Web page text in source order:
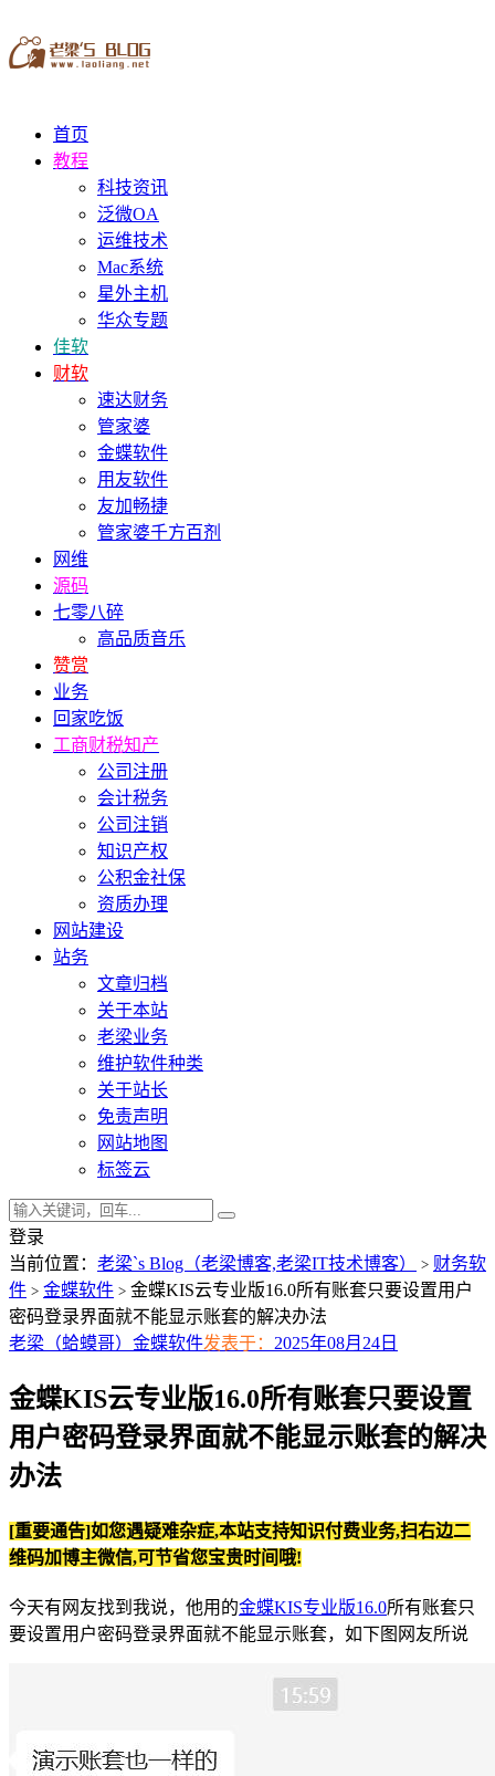
首页
教程
科技资讯
泛微OA
运维技术
Mac系统
星外主机
华众专题
佳软
财软
速达财务
管家婆
金蝶软件
用友软件
友加畅捷
管家婆千方百剂
网维
源码
七零八碎
高品质音乐
赞赏
业务
回家吃饭
工商财税知产
公司注册
会计税务
公司注销
知识产权
公积金社保
资质办理
网站建设
站务
文章归档
关于本站
老梁业务
维护软件种类
关于站长
免责声明
网站地图
标签云
登录
当前位置： 老梁`s Blog（老梁博客,老梁IT技术博客） > 财务软
件 > 金蝶软件 > 金蝶KIS云专业版16.0所有账套只要设置用户
密码登录界面就不能显示账套的解决办法
老梁（蛤蟆哥） 金蝶软件发表于： 2025年08月24日
金蝶KIS云专业版16.0所有账套只要设置
用户密码登录界面就不能显示账套的解决
办法
[重要通告]如您遇疑难杂症,本站支持知识付费业务,扫右边二
维码加博主微信,可节省您宝贵时间哦!
今天有网友找到我说，他用的金蝶KIS专业版16.0所有账套只
要设置用户密码登录界面就不能显示账套，如下图网友所说